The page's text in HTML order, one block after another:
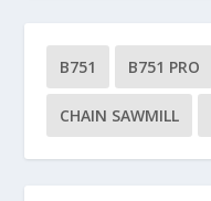
B751 B751 PRO
CHAIN SAWMILL